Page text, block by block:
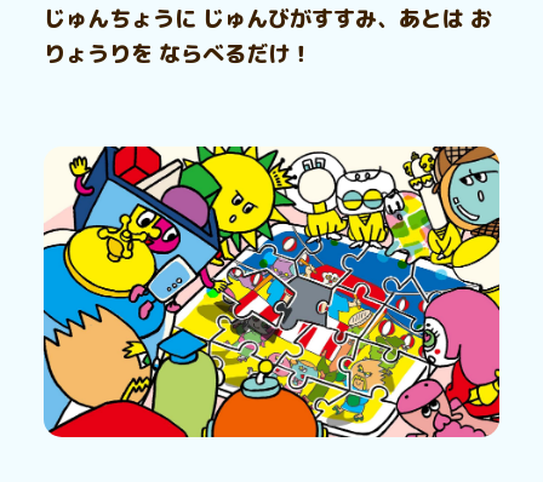
じゅんちょうに じゅんびがすすみ、あとは お
りょうりを ならべるだけ！